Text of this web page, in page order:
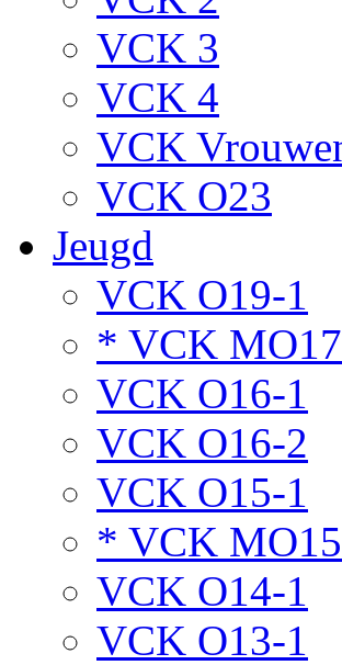
VCK 3
VCK 4
VCK
VCK O23
Jeugd
VCK O19-1
* VCK
VCK O16-1
VCK O16-2
VCK O15-1
* VCK
VCK O14-1
VCK O13-1